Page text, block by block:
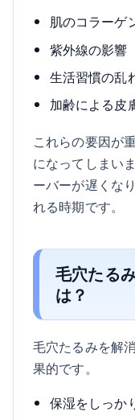
肌のコラーゲ
紫外線の影響
生活習慣の乱
加齢による皮
これらの要因が
になってしまい
ーバーが遅くな
れる時期です。
毛穴たる
は？
毛穴たるみを解
果的です。
保湿をしっか